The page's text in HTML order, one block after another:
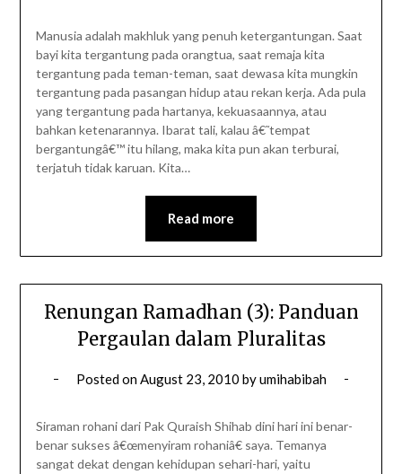
Manusia adalah makhluk yang penuh ketergantungan. Saat
bayi kita tergantung pada orangtua, saat remaja kita
tergantung pada teman-teman, saat dewasa kita mungkin
tergantung pada pasangan hidup atau rekan kerja. Ada pula
yang tergantung pada hartanya, kekuasaannya, atau
bahkan ketenarannya. Ibarat tali, kalau â€˜tempat
bergantungâ€™ itu hilang, maka kita pun akan terburai,
terjatuh tidak karuan. Kita…
Read more
Renungan Ramadhan (3): Panduan
Pergaulan dalam Pluralitas
Posted onAugust 23, 2010 byumihabibah
Siraman rohani dari Pak Quraish Shihab dini hari ini benar-
benar sukses â€œmenyiram rohaniâ€ saya. Temanya
sangat dekat dengan kehidupan sehari-hari, yaitu